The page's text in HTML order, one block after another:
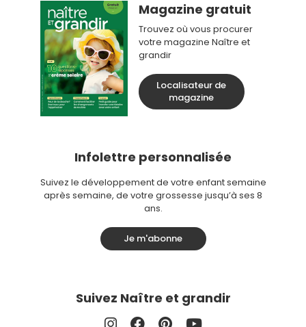
Magazine gratuit
Trouvez où vous procurer
votre magazine Naître et
grandir
Localisateur de
magazine
Infolettre personnalisée
Suivez le développement de votre enfant semaine
après semaine, de votre grossesse jusqu’à ses 8
ans.
Je m'abonne
Suivez Naître et grandir